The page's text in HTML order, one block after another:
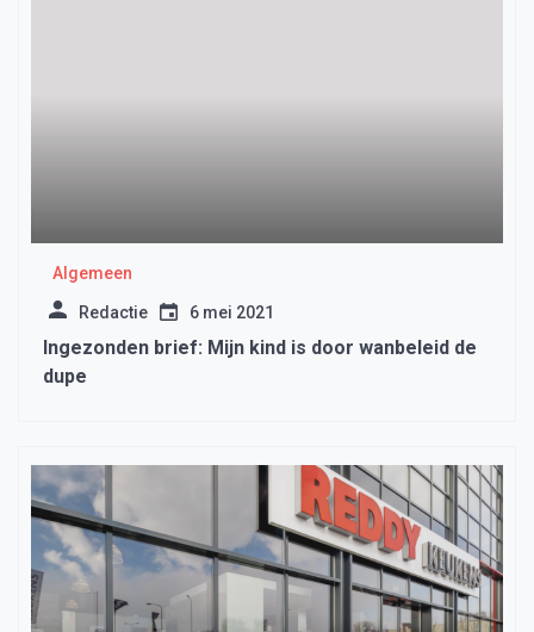
Algemeen
Redactie 6 mei 2021
Ingezonden brief: Mijn kind is door wanbeleid de
dupe